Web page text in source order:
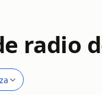
radio